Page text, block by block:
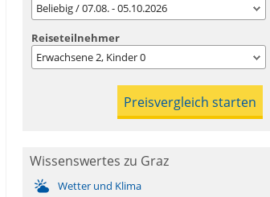
Beliebig / 07.08. - 05.10.2026
Reiseteilnehmer
Erwachsene2, Kinder0
Wissenswertes zu Graz
Wetter und Klima